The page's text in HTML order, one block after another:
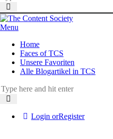
Menu
Home
Faces of TCS
Unsere Favoriten
Alle Blogartikel in TCS
Login orRegister